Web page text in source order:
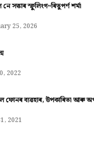
সত্তাৰ স্ফুলিংগ~ৰিতুপৰ্ণ শৰ্মা
25, 2026
2022
ফোনৰ ব্যৱহাৰ, উপকাৰিতা আৰু
2021